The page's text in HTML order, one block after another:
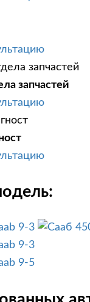
запчастей
9-3
9-3
9-5